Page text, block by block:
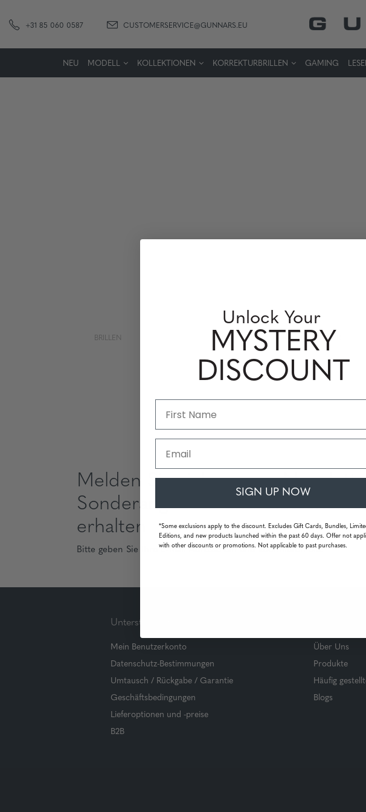
+31 85 060 0587 CUSTOMERSERVICE@GUNNARS.EU
NEU MODELL KOLLEKTIONEN KORREKTURBRILLEN GAMING
BRILLEN KORREKTURGLÄSER
Melden Sie sich an, um
Sonderangebote und Gutscheine
erhalten
Bitte geben Sie Ihre E-Mail Adresse ein und abonnieren Sie!
Unterstützung
Mein Benutzerkonto
Datenschutz-Bestimmungen
Umtausch / Rückgabe / Garantie
Geschäftsbedingungen
Lieferoptionen und -preise
B2B
Über Uns
Produkte
Häufig
Blogs
Unlock Your
MYSTERY
DISCOUNT
SIGN UP NOW
*Some exclusions apply to the discount. Excludes Gift Cards, Bundles,
Editions, and new products launched within the past 60 days. Offer not
with other discounts or promotions. Not applicable to past purchases.